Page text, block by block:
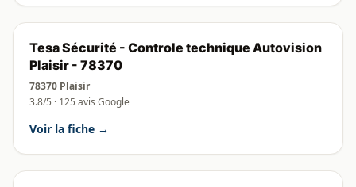
Tesa Sécurité - Controle technique Autovision
Plaisir - 78370
78370 Plaisir
3.8/5 · 125 avis Google
Voir la fiche →